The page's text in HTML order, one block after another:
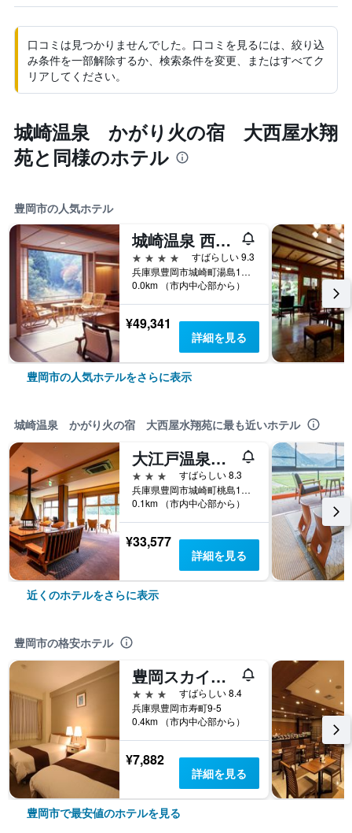
口コミは見つかりませんでした。口コミを見るには、絞り込
み条件を一部解除するか、検索条件を変更、またはすべてク
リアしてください。
城崎温泉 かがり火の宿 大西屋水翔
苑と同様のホテル
豊岡市の人気ホテル
城崎温泉 西村屋ホテル招月庭
4つ星
すばらしい 9.3
兵庫県豊岡市城崎町湯島1016-2
0.0km （市内中心部から）
¥49,341
詳細を見る
豊岡市の人気ホテルをさらに表示
城崎温泉 かがり火の宿 大西屋水翔苑に最も近いホテル
大江戸温泉物語Premium きのさき
3つ星
すばらしい 8.3
兵庫県豊岡市城崎町桃島1232
0.1km （市内中心部から）
¥33,577
詳細を見る
近くのホテルをさらに表示
豊岡市の格安ホテル
豊岡スカイホテル
3つ星
すばらしい 8.4
兵庫県豊岡市寿町9-5
0.4km （市内中心部から）
¥7,882
詳細を見る
豊岡市で最安値のホテルを見る